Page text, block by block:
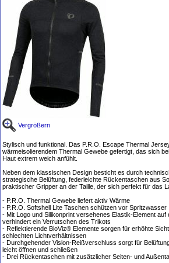
Vergrößern
Stylisch und funktional. Das P.R.O. Escape Thermal
wärmeisolierendem Thermal Gewebe gefertigt, das sich
Haut extrem weich anfühlt.
Neben dem klassischen Design besticht es durch
strategische Belüftung, federleichte Rückentaschen aus
praktischer Gripper an der Taille, der sich perfekt für das
- P.R.O. Thermal Gewebe liefert aktiv Wärme
- P.R.O. Softshell Lite Taschen schützen vor Spritzwasser
- Mit Logo und Silikonprint versehenes Elastik-Element auf
verhindert ein Verrutschen des Trikots
- Reflektierende BioViz® Elemente sorgen für erhöhte
schlechten Lichtverhältnissen
- Durchgehender Vislon-Reißverschluss sorgt für
leicht öffnen und schließen
- Drei Rückentaschen mit zusätzlicher Seiten- und